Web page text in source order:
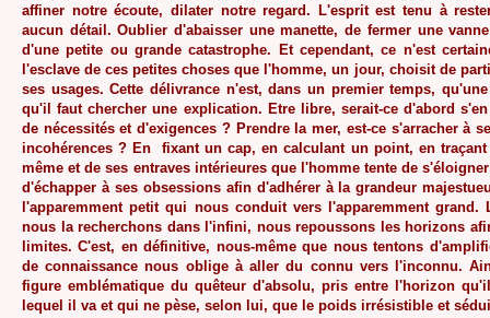
affiner notre écoute, dilater notre regard. L'esprit est tenu à
aucun détail. Oublier d'abaisser une manette, de fermer une
d'une petite ou grande catastrophe. Et cependant, ce n'est
l'esclave de ces petites choses que l'homme, un jour, choisit de
ses usages. Cette délivrance n'est, dans un premier temps,
qu'il faut chercher une explication. Etre libre, serait-ce d'abord
de nécessités et d'exigences ? Prendre la mer, est-ce s'arracher à
incohérences ? En fixant un cap, en calculant un point, en
même et de ses entraves intérieures que l'homme tente de
d'échapper à ses obsessions afin d'adhérer à la grandeur
l'apparemment petit qui nous conduit vers l'apparemment
nous la recherchons dans l'infini, nous repoussons les horizons
limites. C'est, en définitive, nous-même que nous tentons
de connaissance nous oblige à aller du connu vers l'inconnu.
figure emblématique du quêteur d'absolu, pris entre l'horizon
lequel il va et qui ne pèse, selon lui, que le poids irrésistible et